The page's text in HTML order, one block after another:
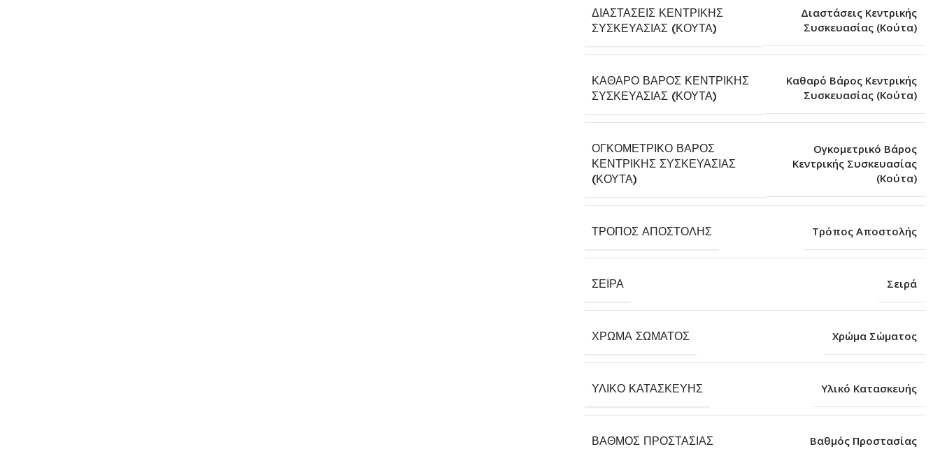
ΔΙΑΣΤΆΣΕΙΣ ΚΕΝΤΡΙΚΉΣ
ΣΥΣΚΕΥΑΣΊΑΣ (ΚΟΎΤΑ)
Διαστάσεις Κεντρικής
Συσκευασίας (Κούτα)
ΚΑΘΑΡΌ ΒΆΡΟΣ ΚΕΝΤΡΙΚΉΣ
ΣΥΣΚΕΥΑΣΊΑΣ (ΚΟΎΤΑ)
Καθαρό Βάρος Κεντρικής
Συσκευασίας (Κούτα)
ΟΓΚΟΜΕΤΡΙΚΌ ΒΆΡΟΣ
ΚΕΝΤΡΙΚΉΣ ΣΥΣΚΕΥΑΣΊΑΣ
(ΚΟΎΤΑ)
Ογκομετρικό Βάρος
Κεντρικής Συσκευασίας
(Κούτα)
ΤΡΌΠΟΣ ΑΠΟΣΤΟΛΉΣ Τρόπος Αποστολής
ΣΕΙΡΆ Σειρά
ΧΡΏΜΑ ΣΏΜΑΤΟΣ Χρώμα Σώματος
ΥΛΙΚΌ ΚΑΤΑΣΚΕΥΉΣ Υλικό Κατασκευής
ΒΑΘΜΌΣ ΠΡΟΣΤΑΣΊΑΣ Βαθμός Προστασίας